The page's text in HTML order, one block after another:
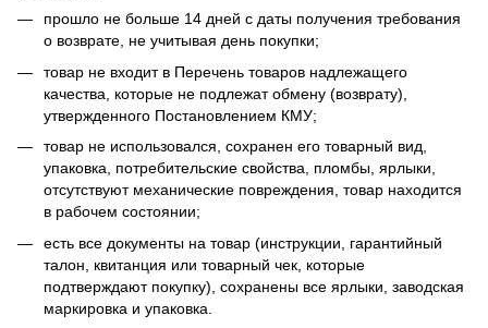
прошло не больше 14 дней с даты получения требования
о возврате, не учитывая день покупки;
товар не входит в Перечень товаров надлежащего
качества, которые не подлежат обмену (возврату),
утвержденного Постановлением КМУ;
товар не использовался, сохранен его товарный вид,
упаковка, потребительские свойства, пломбы, ярлыки,
отсутствуют механические повреждения, товар находится
в рабочем состоянии;
есть все документы на товар (инструкции, гарантийный
талон, квитанция или товарный чек, которые
подтверждают покупку), сохранены все ярлыки, заводская
маркировка и упаковка.